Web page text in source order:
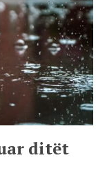
ditët